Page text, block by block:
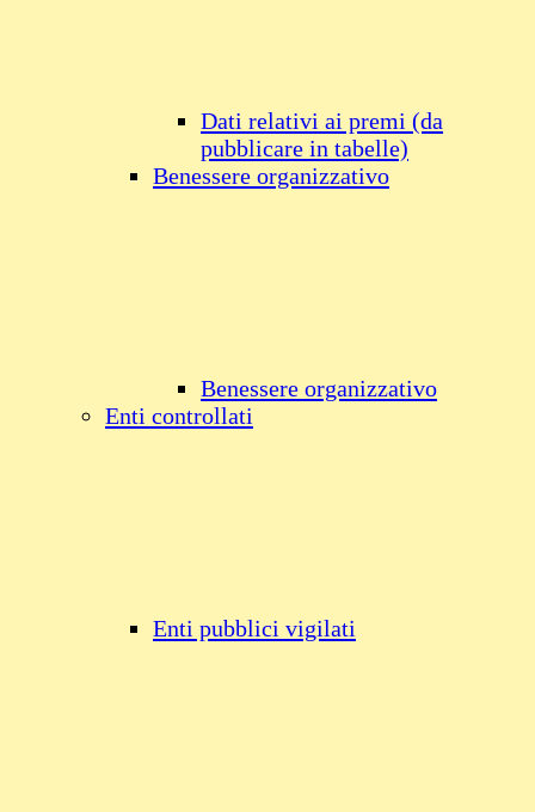
Dati relativi ai premi (da
pubblicare in tabelle)
Benessere organizzativo
Benessere organizzativo
Enti controllati
Enti pubblici vigilati